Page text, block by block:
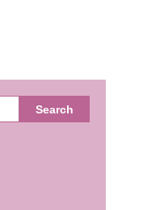
Search